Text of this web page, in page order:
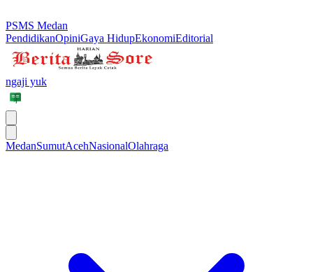
PSMS Medan
PendidikanOpiniGaya HidupEkonomiEditorial
ngaji yuk
MedanSumutAcehNasionalOlahraga